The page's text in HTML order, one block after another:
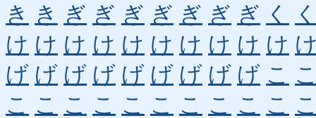
き き ぎ ぎ ぎ ぎ ぎ ぎ ぎ く
け け け け け け け け け け
げ げ げ げ げ げ げ げ げ こ
こ こ こ こ こ こ こ こ こ こ